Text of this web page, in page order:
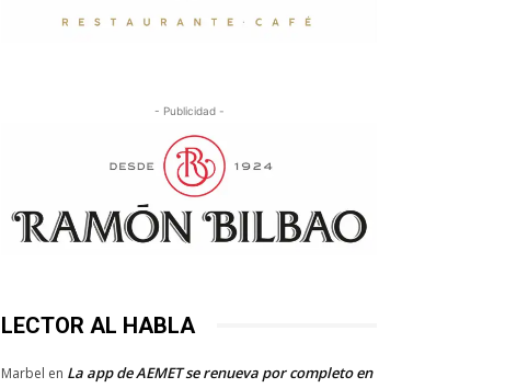
- Publicidad -
LECTOR AL HABLA
Marbel en La app de AEMET se renueva por completo en